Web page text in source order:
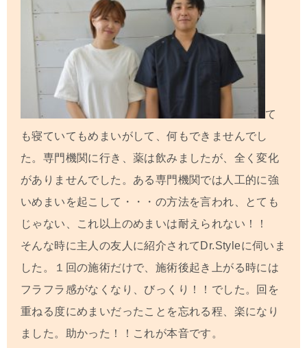
て
も寝ていてもめまいがして、何もできませんでし
た。専門機関に行き、薬は飲みましたが、全く変化
がありませんでした。ある専門機関では人工的に強
いめまいを起こして・・・の方法を言われ、とても
じゃない、これ以上のめまいは耐えられない！！
そんな時に主人の友人に紹介されてDr.Styleに伺いま
した。１回の施術だけで、施術後起き上がる時には
フラフラ感がなくなり、びっくり！！でした。回を
重ねる度にめまいだったことを忘れる程、楽になり
ました。助かった！！これが本音です。